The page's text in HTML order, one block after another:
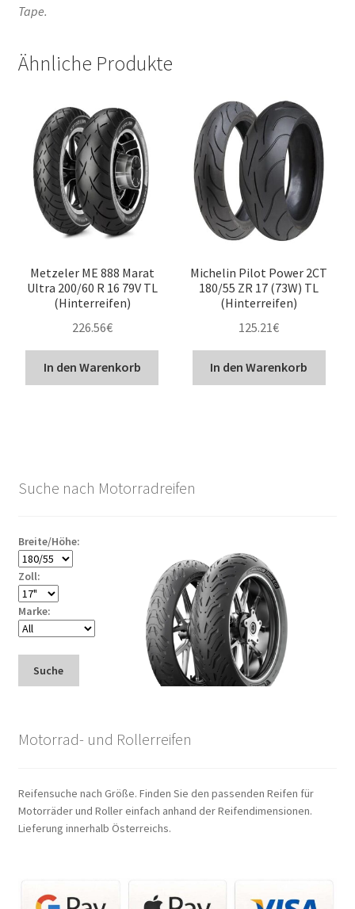
Tape.
Ähnliche Produkte
Metzeler ME 888 Marat
Ultra 200/60 R 16 79V TL
(Hinterreifen)
226.56€
In den Warenkorb
Michelin Pilot Power 2CT
180/55 ZR 17 (73W) TL
(Hinterreifen)
125.21€
In den Warenkorb
Suche nach Motorradreifen
Breite/Höhe:
Zoll:
Marke:
Suche
Motorrad- und Rollerreifen
Reifensuche nach Größe. Finden Sie den passenden Reifen für
Motorräder und Roller einfach anhand der Reifendimensionen.
Lieferung innerhalb Österreichs.